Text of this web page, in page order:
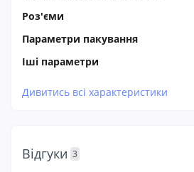
Роз'єми
Параметри пакування
Іші параметри
Дивитись всі характеристики
Відгуки 3